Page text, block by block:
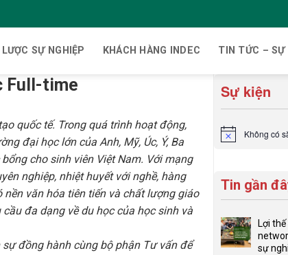
SỰ NGHIỆP KHÁCH HÀNG INDEC TIN TỨC – SỰ
Full-time
quốc tế. Trong quá trình hoạt động,
đại học lớn của Anh, Mỹ, Úc, Ý, Ba
cho sinh viên Việt Nam. Với mạng
nghiệp, nhiệt huyết với nghề, hàng
văn hóa tiên tiến và chất lượng giáo
đa dạng về du học của học sinh và
đồng hành cùng bộ phận Tư vấn để
Sự kiện
Notice Không có
Tin gần
Lợi
sự